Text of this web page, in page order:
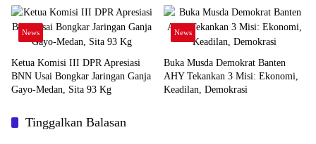
News
Ketua Komisi III DPR Apresiasi
BNN Usai Bongkar Jaringan Ganja
Gayo-Medan, Sita 93 Kg
News
Buka Musda Demokrat Banten
AHY Tekankan 3 Misi: Ekonomi,
Keadilan, Demokrasi
Tinggalkan Balasan